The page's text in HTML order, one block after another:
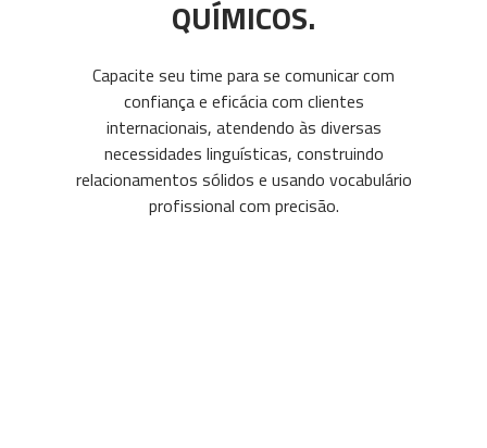
QUÍMICOS.
Capacite seu time para se comunicar com
confiança e eficácia com clientes
internacionais, atendendo às diversas
necessidades linguísticas, construindo
relacionamentos sólidos e usando vocabulário
profissional com precisão.